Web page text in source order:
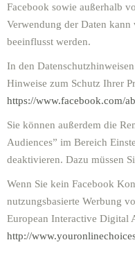
Facebook sowie außerhalb
Verwendung der Daten
beeinflusst werden.
In den
Hinweise zum Schutz Ihrer
https://www.facebook.com/
Sie können außerdem die
Audiences” im Bereich
deaktivieren. Dazu müssen
Wenn Sie kein Facebook
nutzungsbasierte Werbung
European Interactive Digital
http://